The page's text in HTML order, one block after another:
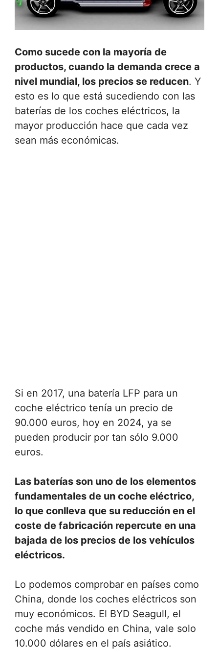
Como sucede con la mayoría de
productos, cuando la demanda crece a
nivel mundial, los precios se reducen. Y
esto es lo que está sucediendo con las
baterías de los coches eléctricos, la
mayor producción hace que cada vez
sean más económicas.
Si en 2017, una batería LFP para un
coche eléctrico tenía un precio de
90.000 euros, hoy en 2024, ya se
pueden producir por tan sólo 9.000
euros.
Las baterías son uno de los elementos
fundamentales de un coche eléctrico,
lo que conlleva que su reducción en el
coste de fabricación repercute en una
bajada de los precios de los vehículos
eléctricos.
Lo podemos comprobar en países como
China, donde los coches eléctricos son
muy económicos. El BYD Seagull, el
coche más vendido en China, vale solo
10.000 dólares en el país asiático.